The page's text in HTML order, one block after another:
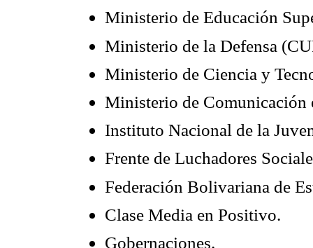
Ministerio de Educación
Ministerio de la Defensa
Ministerio de Ciencia y
Ministerio de Comunicación
Instituto Nacional de la
Frente de Luchadores
Federación Bolivariana de
Clase Media en Positivo.
Gobernaciones.